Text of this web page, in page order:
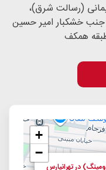
(رسالت شرق)،
جنب خشکبار امیر حسین
در تهرانپارس
+
−